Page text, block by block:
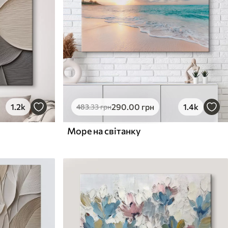
1.2k 483.33грн290.00 грн 1.4k
Море на світанку